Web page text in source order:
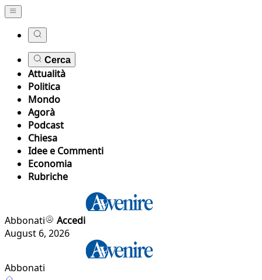
Cerca
Attualità
Politica
Mondo
Agorà
Podcast
Chiesa
Idee e Commenti
Economia
Rubriche
Abbonati
Accedi
August 6, 2026
Abbonati